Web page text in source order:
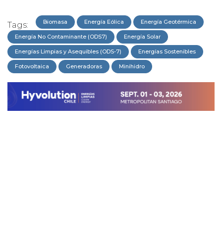
Tags: Biomasa Energía Eólica Energía Geotérmica
Energía No Contaminante (ODS7) Energía Solar
Energías Limpias y Asequibles (ODS-7) Energías Sostenibles
Fotovoltaica Generadoras Minihidro